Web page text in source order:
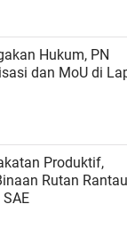
Hukum, PN
dan MoU di
Produktif,
Rutan Rantau